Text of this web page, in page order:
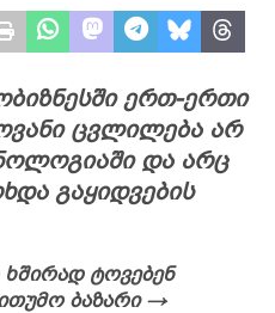
ერთ-ერთი
ცვლილება არ
და არც
გაყიდვების
ტოვებენ
ბაზარი →